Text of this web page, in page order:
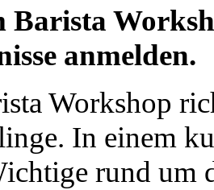
Barista
anmelden.
Workshop
In einem
rund um